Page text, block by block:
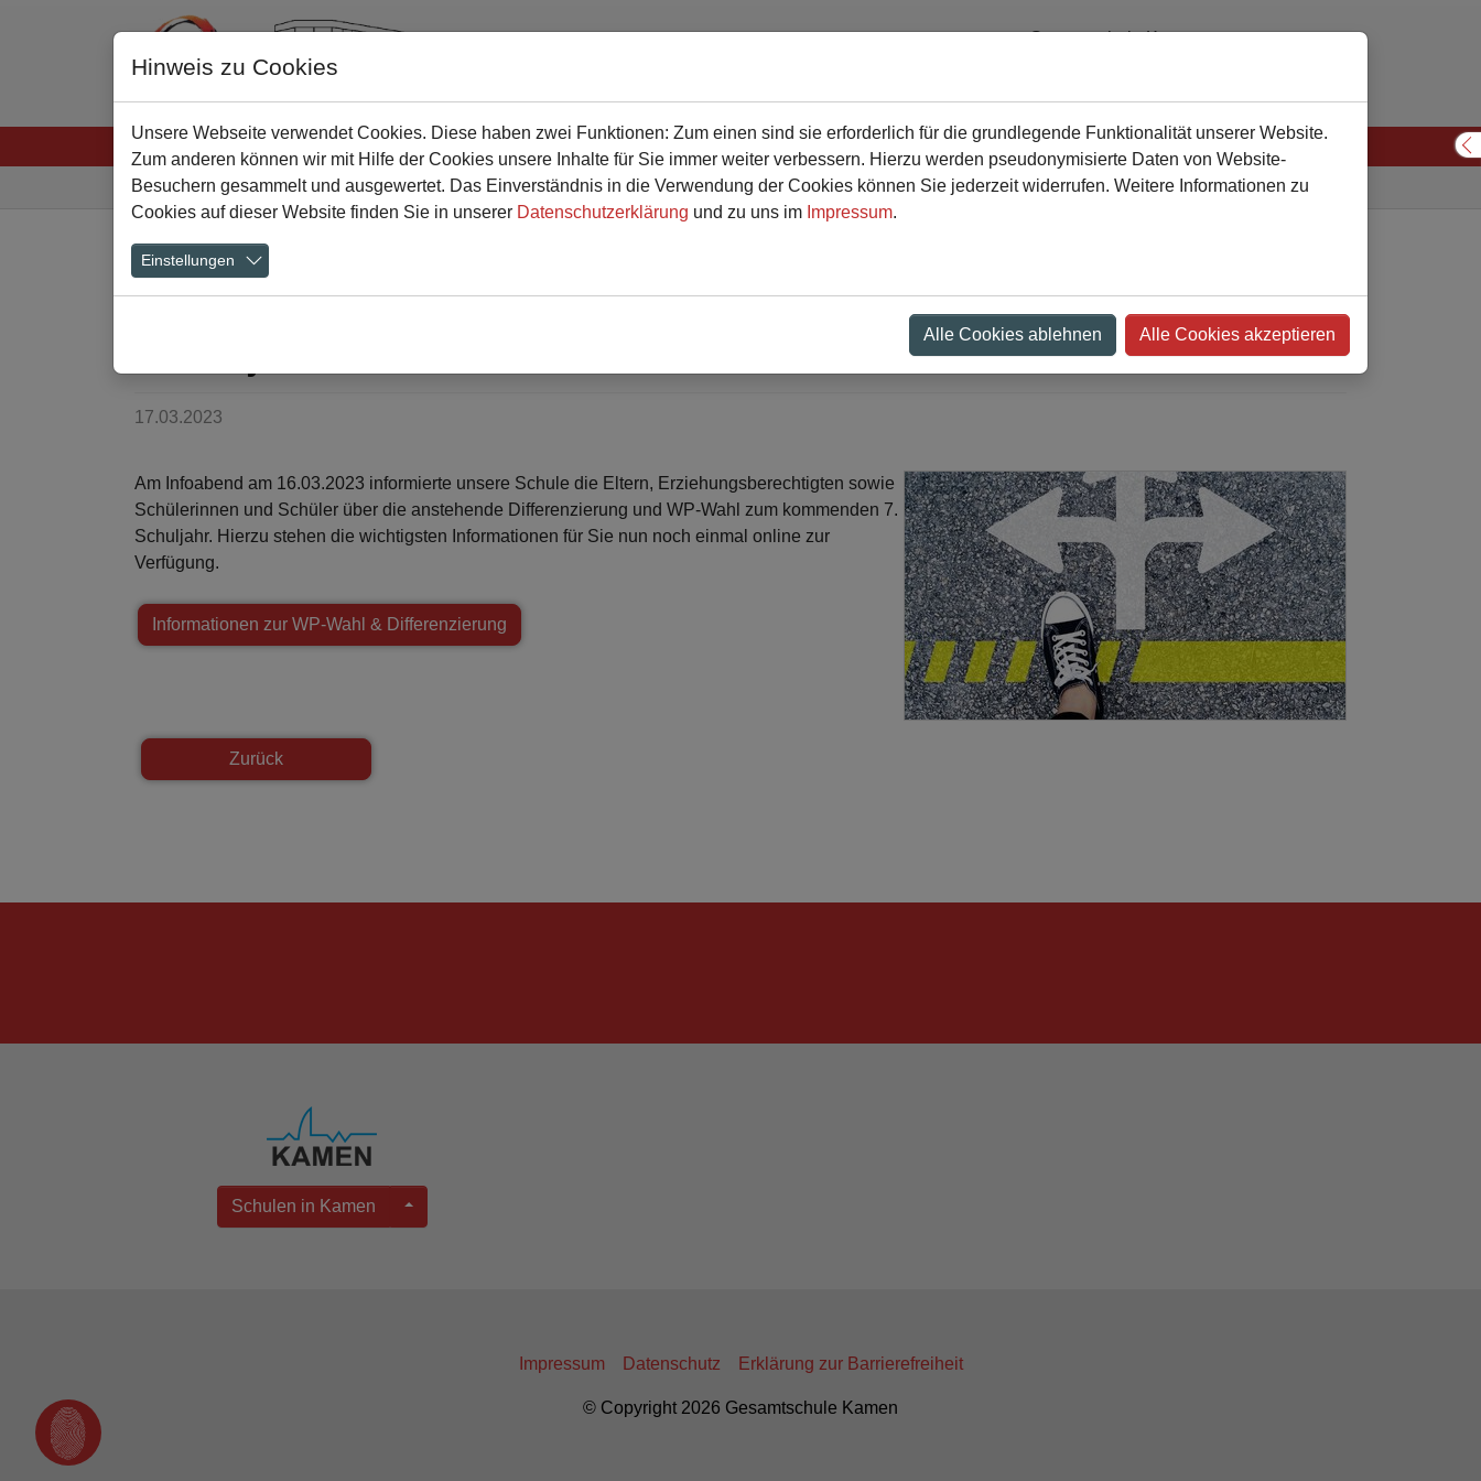
Zum Hauptinhalt springen
Gesamtschule Kamen
Sie sind hier: Gesamtschule Aktuelles Artikel-Detailansicht
Informationen zur WP-Wahl und Differenzierung ab dem 7.
17.03.2023
Am Infoabend am 16.03.2023 informierte unsere Schule die Eltern, Erziehungsberechtigten sowie
Schülerinnen und Schüler über die anstehende Differenzierung und WP-Wahl zum kommenden 7.
Schuljahr. Hierzu stehen die wichtigsten Informationen für Sie nun noch einmal online zur
Verfügung.
Informationen zur WP-Wahl & Differenzierung
Zurück
Schulen in Kamen
Impressum Datenschutz Erklärung zur Barrierefreiheit
© Copyright 2026 Gesamtschule Kamen
Hinweis zu Cookies
Unsere Webseite verwendet Cookies. Diese haben zwei Funktionen: Zum einen sind sie erforderlich für die grundlegende Funktionalität unserer Website.
Zum anderen können wir mit Hilfe der Cookies unsere Inhalte für Sie immer weiter verbessern. Hierzu werden pseudonymisierte Daten von Website-
Besuchern gesammelt und ausgewertet. Das Einverständnis in die Verwendung der Cookies können Sie jederzeit widerrufen. Weitere Informationen zu
Cookies auf dieser Website finden Sie in unserer Datenschutzerklärung und zu uns im Impressum.
Einstellungen
Alle Cookies ablehnen Alle Cookies akzeptieren